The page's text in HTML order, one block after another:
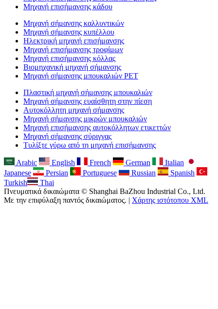
Μηχανή επισήμανσης κάδου
Μηχανή σήμανσης καλλυντικών
Μηχανή σήμανσης κυπέλλου
Ηλεκτρική μηχανή επισήμανσης
Μηχανή επισήμανσης τροφίμων
Μηχανή επισήμανσης κόλλας
Βιομηχανική μηχανή σήμανσης
Μηχανή σήμανσης μπουκαλιών PET
Πλαστική μηχανή σήμανσης μπουκαλιών
Μηχανή σήμανσης ευαίσθητη στην πίεση
Αυτοκόλλητη μηχανή σήμανσης
Μηχανή σήμανσης μικρών μπουκαλιών
Μηχανή επισήμανσης αυτοκόλλητων ετικεττών
Μηχανή σήμανσης σύριγγας
Τυλίξτε γύρω από τη μηχανή επισήμανσης
Arabic English French German
Italian
Japanese
Persian Portuguese Russian
Spanish
Turkish
Thai
Πνευματικά δικαιώματα © Shanghai BaZhou Industrial Co., Ltd.
Με την επιφύλαξη παντός δικαιώματος. | Χάρτης ιστότοπου XML